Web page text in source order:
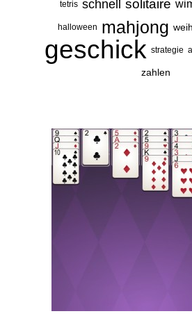
tetris schnell solitaire
halloween mahjong
geschick strategie
zahlen